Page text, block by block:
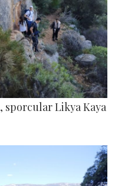
, sporcular Likya Kaya